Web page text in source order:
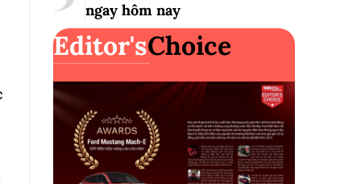
ngay hôm nay
Editor'sChoice